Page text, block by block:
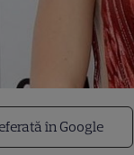
în Google